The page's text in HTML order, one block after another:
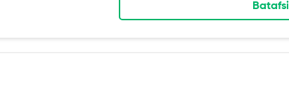
Batafsil